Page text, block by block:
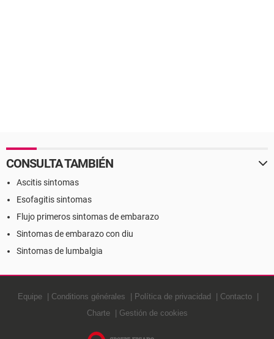
CONSULTA TAMBIÉN
Ascitis sintomas
Esofagitis sintomas
Flujo primeros sintomas de embarazo
Sintomas de embarazo con diu
Sintomas de lumbalgia
Equipe Conditions générales Política de privacidad
Contacto
Charte
Gestión de cookies